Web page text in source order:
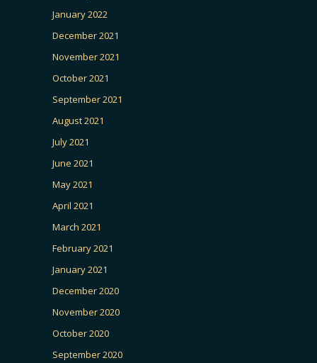
January 2022
December 2021
November 2021
October 2021
September 2021
August 2021
July 2021
June 2021
May 2021
April 2021
March 2021
February 2021
January 2021
December 2020
November 2020
October 2020
September 2020